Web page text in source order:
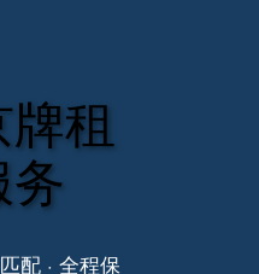
租
配 · 全程保